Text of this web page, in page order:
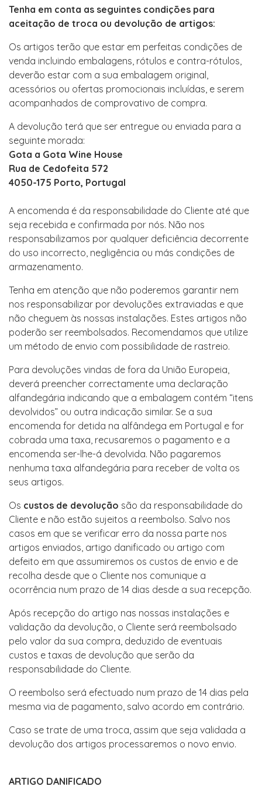
Tenha em conta as seguintes condições para
aceitação de troca ou devolução de artigos:
Os artigos terão que estar em perfeitas condições de
venda incluindo embalagens, rótulos e contra-rótulos,
deverão estar com a sua embalagem original,
acessórios ou ofertas promocionais incluídas, e serem
acompanhados de comprovativo de compra.
A devolução terá que ser entregue ou enviada para a
seguinte morada:
Gota a Gota Wine House
Rua de Cedofeita 572
4050-175 Porto, Portugal
A encomenda é da responsabilidade do Cliente até que
seja recebida e confirmada por nós. Não nos
responsabilizamos por qualquer deficiência decorrente
do uso incorrecto, negligência ou más condições de
armazenamento.
Tenha em atenção que não poderemos garantir nem
nos responsabilizar por devoluções extraviadas e que
não cheguem às nossas instalações. Estes artigos não
poderão ser reembolsados. Recomendamos que utilize
um método de envio com possibilidade de rastreio.
Para devoluções vindas de fora da União Europeia,
deverá preencher correctamente uma declaração
alfandegária indicando que a embalagem contém “itens
devolvidos” ou outra indicação similar. Se a sua
encomenda for detida na alfândega em Portugal e for
cobrada uma taxa, recusaremos o pagamento e a
encomenda ser-lhe-á devolvida. Não pagaremos
nenhuma taxa alfandegária para receber de volta os
seus artigos.
Os custos de devolução são da responsabilidade do
Cliente e não estão sujeitos a reembolso. Salvo nos
casos em que se verificar erro da nossa parte nos
artigos enviados, artigo danificado ou artigo com
defeito em que assumiremos os custos de envio e de
recolha desde que o Cliente nos comunique a
ocorrência num prazo de 14 dias desde a sua recepção.
Após recepção do artigo nas nossas instalações e
validação da devolução, o Cliente será reembolsado
pelo valor da sua compra, deduzido de eventuais
custos e taxas de devolução que serão da
responsabilidade do Cliente.
O reembolso será efectuado num prazo de 14 dias pela
mesma via de pagamento, salvo acordo em contrário.
Caso se trate de uma troca, assim que seja validada a
devolução dos artigos processaremos o novo envio.
ARTIGO DANIFICADO